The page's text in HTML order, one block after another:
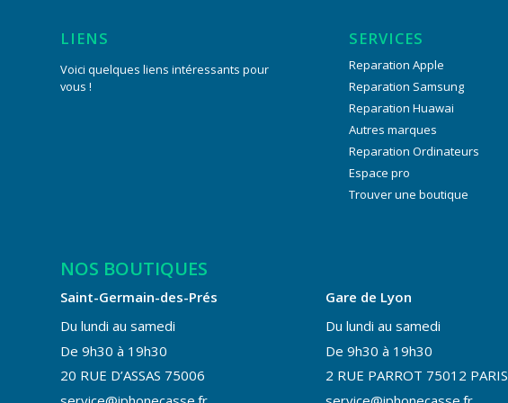
LIENS
Voici quelques liens intéressants pour
vous !
SERVICES
Reparation Apple
Reparation Samsung
Reparation Huawai
Autres marques
Reparation Ordinateurs
Espace pro
Trouver une boutique
NOS BOUTIQUES
Saint-Germain-des-Prés
Du lundi au samedi
De 9h30 à 19h30
20 RUE D’ASSAS 75006
Gare de Lyon
Du lundi au samedi
De 9h30 à 19h30
2 RUE PARROT 75012 PARIS